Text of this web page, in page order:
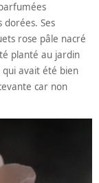
dorées. Ses
rose pâle nacré
planté au jardin
avait été bien
car non